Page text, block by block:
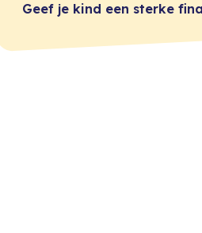
Geef je kind een sterke